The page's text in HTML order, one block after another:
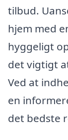
tilbud.
hjem med
hyggeligt
det vigtigt
Ved at
en
det bedste